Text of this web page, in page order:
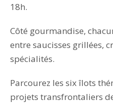
18h.
Côté gourmandise,
entre saucisses grillées,
spécialités.
Parcourez les six îlots
projets transfrontaliers